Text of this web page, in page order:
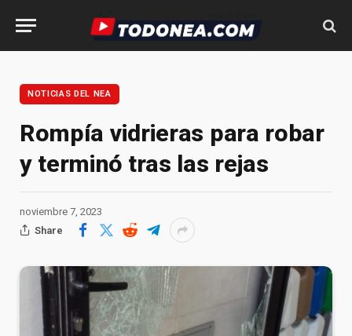
NOTICIAS DEL NEA
Rompía vidrieras para robar
y terminó tras las rejas
noviembre 7, 2023
Share